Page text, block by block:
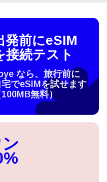
発前にeSIM
接続テスト
なら、旅行前に
宅でeSIMを試せます
100MB無料）